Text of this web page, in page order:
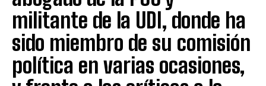
militante de la UDI, donde ha
sido miembro de su comisión
política en varias ocasiones,